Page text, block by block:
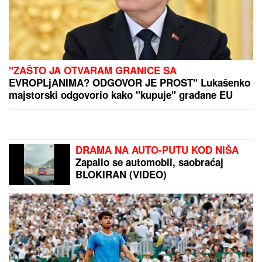
Marina Tucaković iznajmljivala stan gde je čuvala
stvari vredne milion evra, otkriveni detalji: "Futa je
sve to stavio u crne kese"
ALjASKU POGODIO RAZORAN
ZEMLjOTRES: Poznato da li ima
INTER I MESINASTAVLjAJU
DOMINACIJU: Monterej "mora" da
pobedi, ali kako